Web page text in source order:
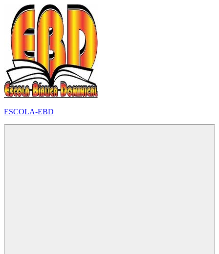
para
conteúdo
ESCOLA-EBD